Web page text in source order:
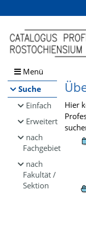
Browsen
direkt zum Inhalt
Menü
Suche
Einfach
Erweitert
nach
Fachgebiet
nach
Fakultät /
Sektion
Hier